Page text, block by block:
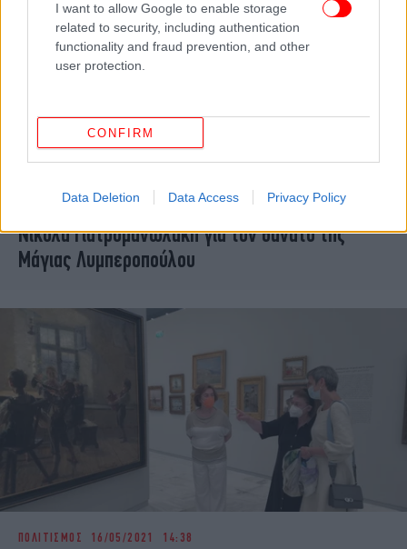
I want to allow Google to enable storage
related to security, including authentication
functionality and fraud prevention, and other
user protection.
CONFIRM
Data Deletion Data Access Privacy Policy
Συλλυπητήρια μηνύματα Λίνας Μενδώνη και
Νικόλα Γιατρομανωλάκη για τον θάνατο της
Μάγιας Λυμπεροπούλου
ΠΟΛΙΤΙΣΜΟΣ 16/05/2021 14:38